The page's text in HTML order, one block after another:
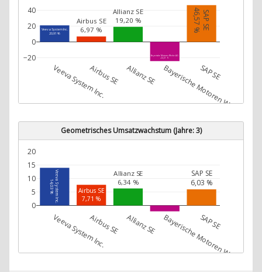
Veeva System Inc.
20,91 %
Airbus SE
6,97 %
Allianz SE
19,20 %
Bayerische Motoren Werke AG
-24,21 %
SAP SE
46,57 %
Veeva System Inc.
Airbus SE Allianz SE Bayerische Motoren Werke AG
SAP SE
−20
0
20
40
Geometrisches Umsatzwachstum (Jahre: 3)
Veeva System Inc.
14,03 % Airbus SE
7,71 %
Allianz SE
6,34 %
-2,19 %
SAP SE
6,03 %
Veeva System Inc.
Airbus SE Allianz SE Bayerische Motoren Werke AG
SAP SE
0
5
10
15
20